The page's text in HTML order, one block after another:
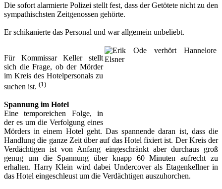
Die sofort alarmierte Polizei stellt fest, dass der Getötete nicht zu den
sympathischsten Zeitgenossen gehörte.
Er schikanierte das Personal und war allgemein unbeliebt.
Für Kommissar Keller stellt
sich die Frage, ob der Mörder
im Kreis des Hotelpersonals zu
suchen ist. (1)
Spannung im Hotel
Eine temporeichen Folge, in
der es um die Verfolgung eines
Mörders in einem Hotel geht. Das spannende daran ist, dass die
Handlung die ganze Zeit über auf das Hotel fixiert ist. Der Kreis der
Verdächtigen ist von Anfang eingeschränkt aber durchaus groß
genug um die Spannung über knapp 60 Minuten aufrecht zu
erhalten. Harry Klein wird dabei Undercover als Etagenkellner in
das Hotel eingeschleust um die Verdächtigen auszuhorchen.